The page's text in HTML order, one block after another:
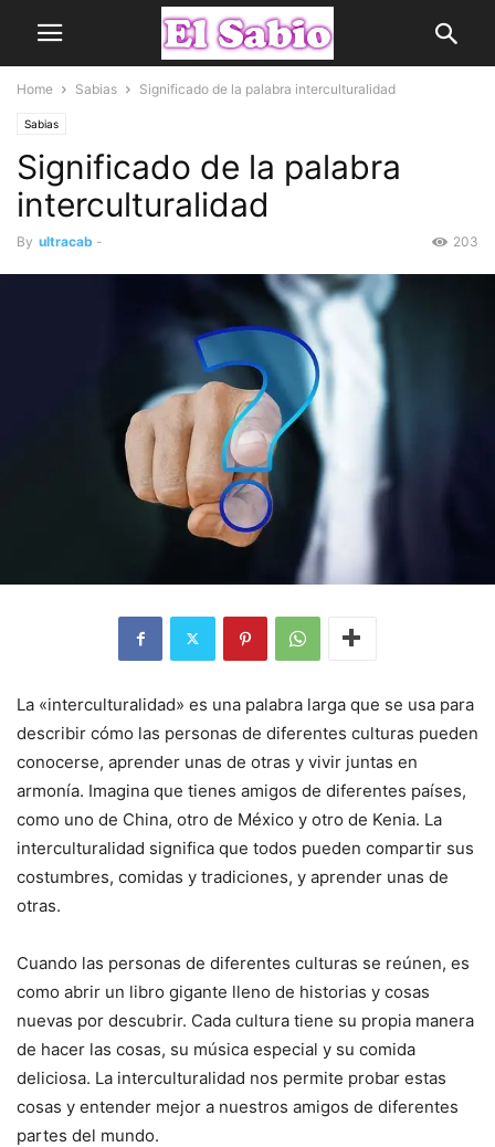
Home Sabias Significado de la palabra interculturalidad
Sabias
Significado de la palabra
interculturalidad
By ultracab - 203
La «interculturalidad» es una palabra larga que se usa para
describir cómo las personas de diferentes culturas pueden
conocerse, aprender unas de otras y vivir juntas en
armonía. Imagina que tienes amigos de diferentes países,
como uno de China, otro de México y otro de Kenia. La
interculturalidad significa que todos pueden compartir sus
costumbres, comidas y tradiciones, y aprender unas de
otras.
Cuando las personas de diferentes culturas se reúnen, es
como abrir un libro gigante lleno de historias y cosas
nuevas por descubrir. Cada cultura tiene su propia manera
de hacer las cosas, su música especial y su comida
deliciosa. La interculturalidad nos permite probar estas
cosas y entender mejor a nuestros amigos de diferentes
partes del mundo.